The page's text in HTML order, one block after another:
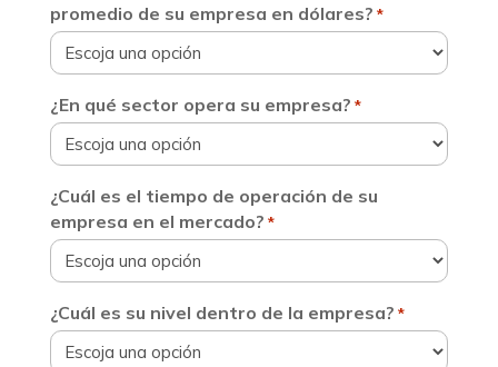
promedio de su empresa en dólares? *
¿En qué sector opera su empresa? *
¿Cuál es el tiempo de operación de su
empresa en el mercado? *
¿Cuál es su nivel dentro de la empresa? *